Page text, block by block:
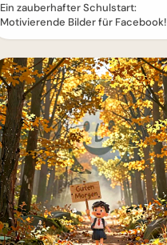
Ein zauberhafter Schulstart:
Motivierende Bilder für Facebook!